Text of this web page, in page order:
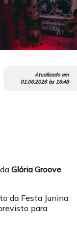
Atualizado em
01.06.2026às 16:48
Glória Groove
da Festa Junina
para